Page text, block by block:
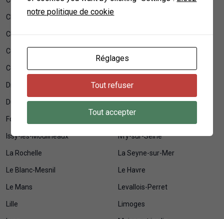
Champigny-sur-Marne
Clermont-Ferrand Clichy
Colmar
Courbevoie Créteil
Dijon Drancy
Dunkerque Évry-Courcouronnes
Fort-de-France Grenoble
Issy-les-Moulineaux Ivry-sur-Seine
La Rochelle La Seyne-sur-Mer
Le Blanc-Mesnil Le Havre
Le Mans Levallois-Perret
Lille Limoges
notre politique de cookie
Réglages
Tout refuser
Tout accepter